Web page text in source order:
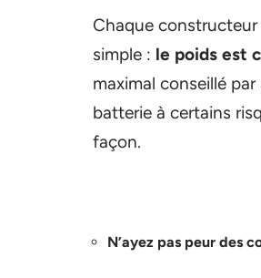
Chaque
simple : le poids est
maximal conseillé
batterie à certains
façon.
N’ayez pas peur des